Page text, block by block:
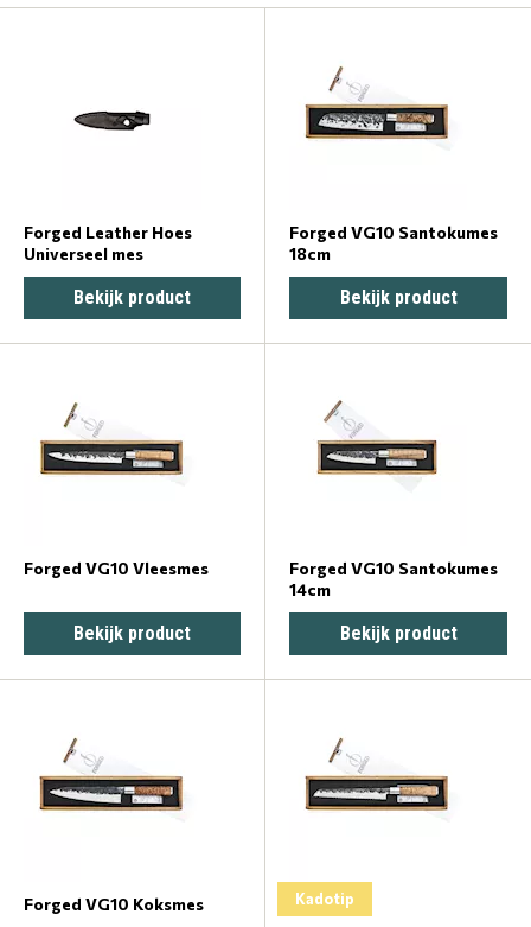
Forged Leather Hoes
Universeel mes
Bekijk product
Forged VG10 Santokumes
18cm
Bekijk product
Forged VG10 Vleesmes
Bekijk product
Forged VG10 Santokumes
14cm
Bekijk product
Forged VG10 Koksmes Kadotip